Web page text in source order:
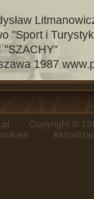
"Sport i
"SZACHY"
1987
Copyright ©